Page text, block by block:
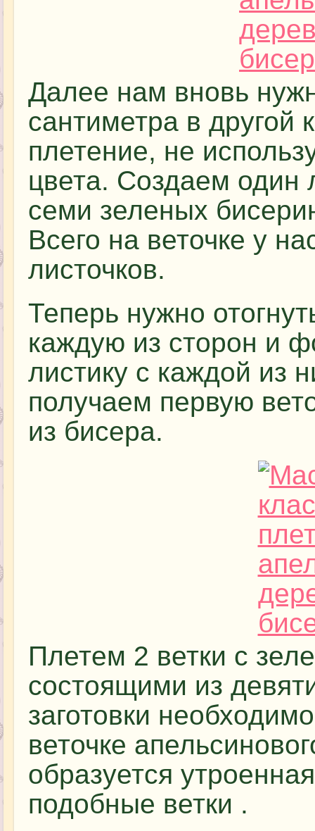
Далее нам вновь
сантиметра в другой
плетение, не
цвета. Создаем один
семи зеленых
Всего на веточке у
листочков.
Теперь нужно
каждую из сторон и
листику с каждой из
получаем первую
из бисера.
Плетем 2 ветки с
состоящими из
заготовки
веточке
образуется
подобные ветки .